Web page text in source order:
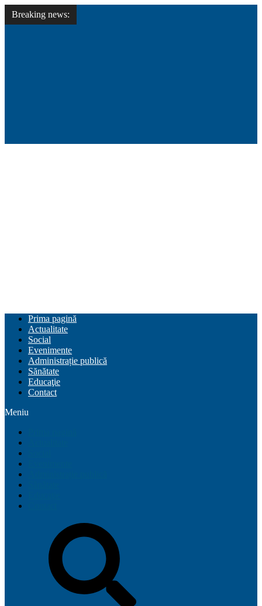
Breaking news:
Prima pagină
Actualitate
Social
Evenimente
Administrație publică
Sănătate
Educaţie
Contact
Meniu